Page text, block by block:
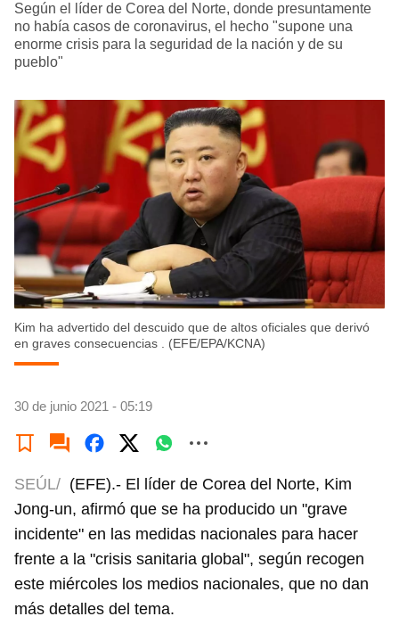
Según el líder de Corea del Norte, donde presuntamente
no había casos de coronavirus, el hecho "supone una
enorme crisis para la seguridad de la nación y de su
pueblo"
Kim ha advertido del descuido que de altos oficiales que derivó
en graves consecuencias . (EFE/EPA/KCNA)
30 de junio 2021 - 05:19
SEÚL/ (EFE).- El líder de Corea del Norte, Kim
Jong-un, afirmó que se ha producido un "grave
incidente" en las medidas nacionales para hacer
frente a la "crisis sanitaria global", según recogen
este miércoles los medios nacionales, que no dan
más detalles del tema.